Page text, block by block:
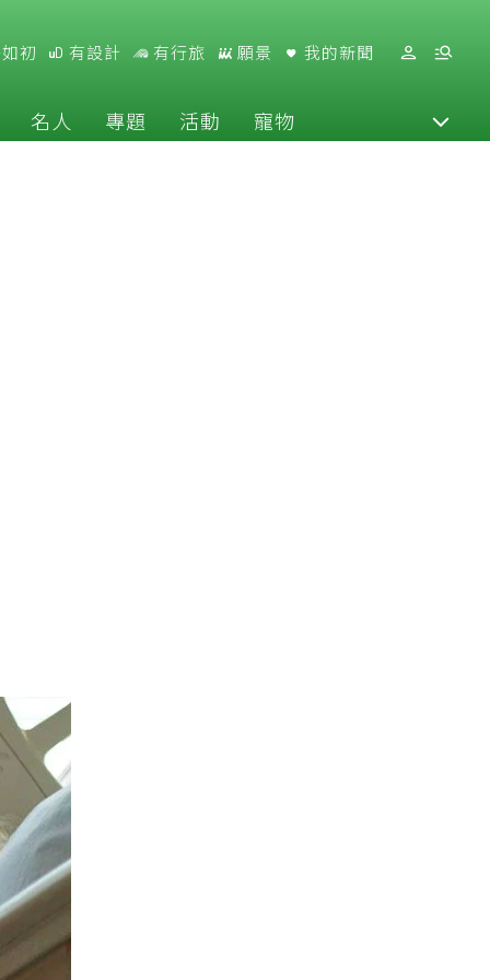
初 有設計 有行旅 願景 我的新聞
名人 專題 活動 寵物